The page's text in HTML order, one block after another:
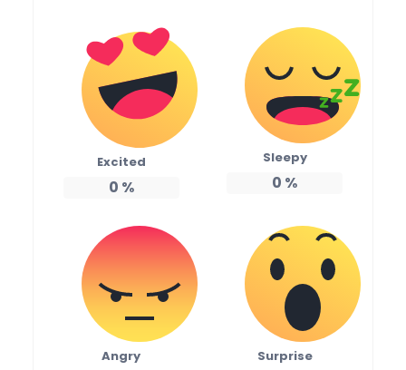
Excited
0 %
Sleepy
0 %
Angry Surprise